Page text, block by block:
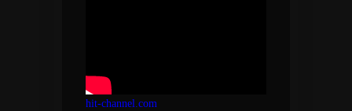
hit-channel.com